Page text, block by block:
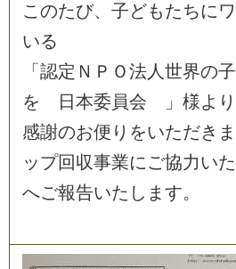
こ のたび、 子どもたちにワ
いる
「 認定 Ｎ Ｐ Ｏ法人世界の子
を
日 本委員会 」 様よ り
感謝のお便 り をいただき ま
ップ回収事業にご協力いた
へご報告いた し ま す。